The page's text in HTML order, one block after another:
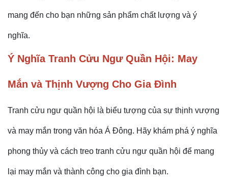
mang đến cho bạn những sản phẩm chất lượng và ý
nghĩa.
Ý Nghĩa Tranh Cửu Ngư Quần Hội: May
Mắn và Thịnh Vượng Cho Gia Đình
Tranh cửu ngư quần hội là biểu tượng của sự thịnh vượng
và may mắn trong văn hóa Á Đông. Hãy khám phá ý nghĩa
phong thủy và cách treo tranh cửu ngư quần hội để mang
lại may mắn và thành công cho gia đình bạn.